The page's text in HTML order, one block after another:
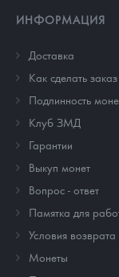
ИНФОРМАЦИЯ
Доставка
Как сделать заказ
Подлинность
Клуб ЗМД
Гарантии
Выкуп монет
Вопрос - ответ
Памятка для
Условия возврата
Монеты